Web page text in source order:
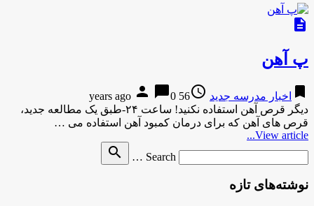
description
پ آهن
bookmark اخبار مدرسه جدید access_time
56 years ago
person chat_bubble0
دیگر قرص آهن استفاده نکنید! ساعت ۲۴-طبق یک مطالعه جدید،
قرص های آهن که برای درمان کمبود آهن استفاده می …
View article...
Search …
search
نوشته‌های تازه